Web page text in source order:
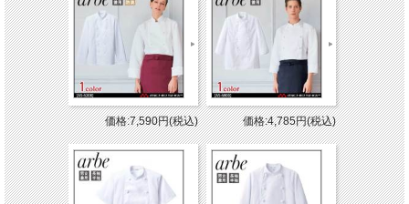
価格:7,590円(税込) 価格:4,785円(税込)